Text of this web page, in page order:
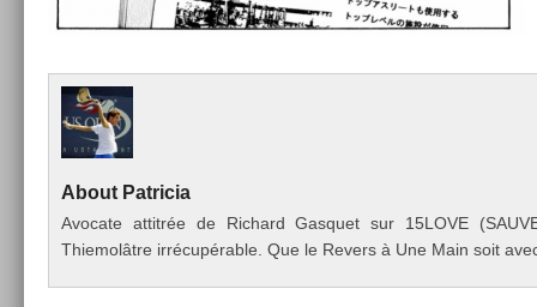
About Pat­ricia
Avocate at­titrée de Ric­hard Gas­quet sur 15LOVE
Thiemolâtre irrécupérable. Que le Re­v­ers à Une Main soit